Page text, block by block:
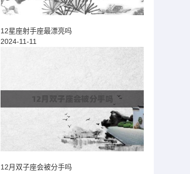
12星座射手座最漂亮吗
2024-11-11
12月双子座会被分手吗